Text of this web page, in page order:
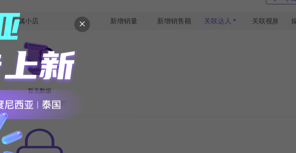
所属小店 新增销量 新增销售额 关联达人 关联视频
暂无数据
换个时间范围试试吧